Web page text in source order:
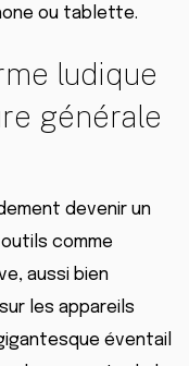
ou tablette.
ludique
générale
devenir un
comme
aussi bien
les appareils
éventail